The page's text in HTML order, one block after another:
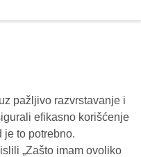
pažljivo razvrstavanje i
efikasno korišćenje
je to potrebno.
„Zašto imam ovoliko